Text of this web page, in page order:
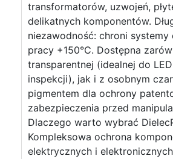
transformatorów, uzwojeń,
delikatnych komponentów.
niezawodność: chroni
pracy +150°C. Dostępna
transparentnej (idealnej do
inspekcji), jak i z osobnym
pigmentem dla ochrony
zabezpieczenia przed
Dlaczego warto wybrać
Kompleksowa ochrona
elektrycznych i elektronicznych